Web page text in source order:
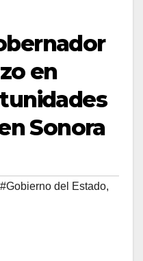
en
Sonora
#Gobierno del Estado,